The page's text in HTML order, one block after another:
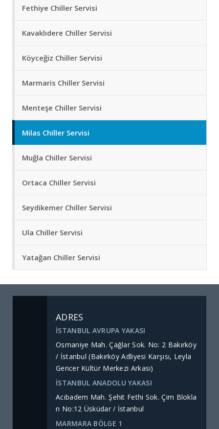
Fethiye Chiller Servisi
Kavaklıdere Chiller Servisi
Köyceğiz Chiller Servisi
Marmaris Chiller Servisi
Menteşe Chiller Servisi
Milas Chiller Servisi
Muğla Chiller Servisi
Ortaca Chiller Servisi
Seydikemer Chiller Servisi
Ula Chiller Servisi
Yatağan Chiller Servisi
ADRES
İSTANBUL AVRUPA YAKASI
Osmaniye Mah. Çağlar Sok. No: 2 Bakırköy
/ İstanbul (Bakırköy Adliyesi Karşısı, Leyla
Gencer Kültür Merkezi Arkası)
İSTANBUL ANADOLU YAKASI
Acıbadem Mah. Şehit Fethi Sok. Çim Blokla
rı No:12 Üsküdar / İstanbul
MARMARA BÖLGE 1